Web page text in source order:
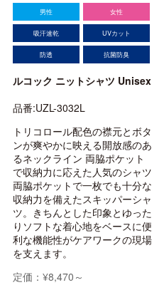
男性 女性
吸汗速乾 UVカット
防透 抗菌防臭
ルコック ニットシャツ Unisex
品番:UZL-3032L
トリコロール配色の襟元とボタ
ンが爽やかに映える開放感のあ
るネックライン 両脇ポケット
で収納力に応えた人気のシャツ
両脇ポケットで一枚でも十分な
収納力を備えたスキッパーシャ
ツ。きちんとした印象とゆった
りソフトな着心地をベースに便
利な機能性がケアワークの現場
を支えます。
定価：¥8,470～